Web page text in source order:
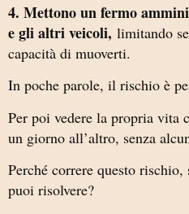
4. Mettono un fermo
e gli altri veicoli, limitando
capacità di muoverti.
In poche parole, il rischio è
Per poi vedere la propria vita
un giorno all’altro, senza
Perché correre questo
puoi risolvere?